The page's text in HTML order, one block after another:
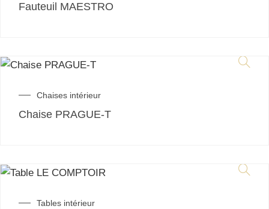
Fauteuil MAESTRO
Chaises intérieur
Chaise PRAGUE-T
Tables intérieur